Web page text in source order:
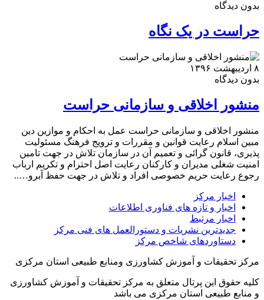
بدون دیدگاه
حراست در یک نگاه
۸ اردیبهشت ۱۳۹۶
بدون دیدگاه
منشور اخلاقی و سازمانی حراست
منشور اخلاقی و سازمانی حراست عمل به احکام و موازین دین
مبین اسلام رعایت قوانین و مقررات و ترویج فرهنگ مسئولیت
پذیری، قانون گرائی و تعمیم آن در سازمان تلاش در جهت تامین
امنیت شغلی مدیران و کارکنان رعایت اصل احترام و تکریم ارباب
رجوع رعایت حریم خصوصی افراد و تلاش در جهت حفظ آبرو…..
اخبار مرکز
اخبار و تازه های فناوری اطلاعات
اخبار مرتبط
جدیدترین نشریات و دستورالعمل های فنی مرکز
دستاوردهای شاخص مرکز
مرکز تحقیقات و آموزش کشاورزی ومنابع طبیعی استان مرکزی
کلیه حقوق این پرتال متعلق به مرکز تحقیقات و آموزش کشاورزی
و منابع طبیعی استان مرکزی می باشد